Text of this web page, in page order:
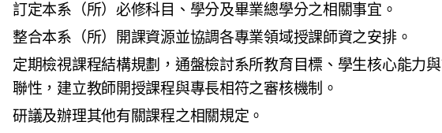
訂定本系（所）必修科目、學分及畢業總學分之相關事宜。
整合本系（所）開課資源並協調各專業領域授課師資之安排。
定期檢視課程結構規劃，通盤檢討系所教育目標、學生核心能力
聯性，建立教師開授課程與專長相符之審核機制。
研議及辦理其他有關課程之相關規定。